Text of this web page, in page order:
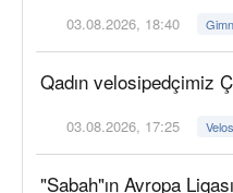
03.08.2026, 18:40
Qadın velosipedçimiz
03.08.2026, 17:25
"Sabah"ın Avropa